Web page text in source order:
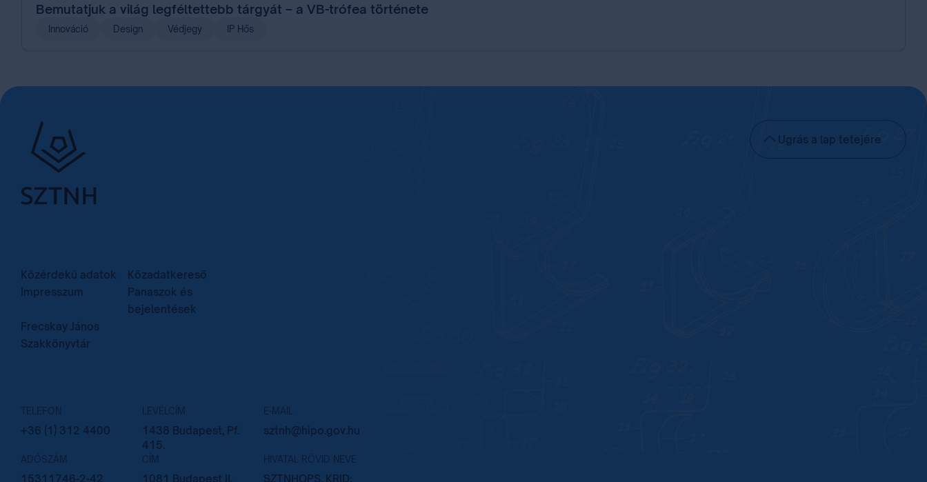
Bemutatjuk a világ legféltettebb tárgyát – a VB-trófea története
Innováció Design Védjegy IP Hős
Ugrás a lap tetejére
Közérdekű adatok
Közadatkereső
Impresszum
Panaszok és
bejelentések
Frecskay János
Szakkönyvtár
TELEFON
+36 (1) 312 4400
LEVÉLCÍM
1438 Budapest, Pf.
415.
E-MAIL
sztnh@hipo.gov.hu
ADÓSZÁM
15311746-2-42
CÍM
1081 Budapest II.
HIVATAL RÖVID NEVE
SZTNHOPS, KRID: